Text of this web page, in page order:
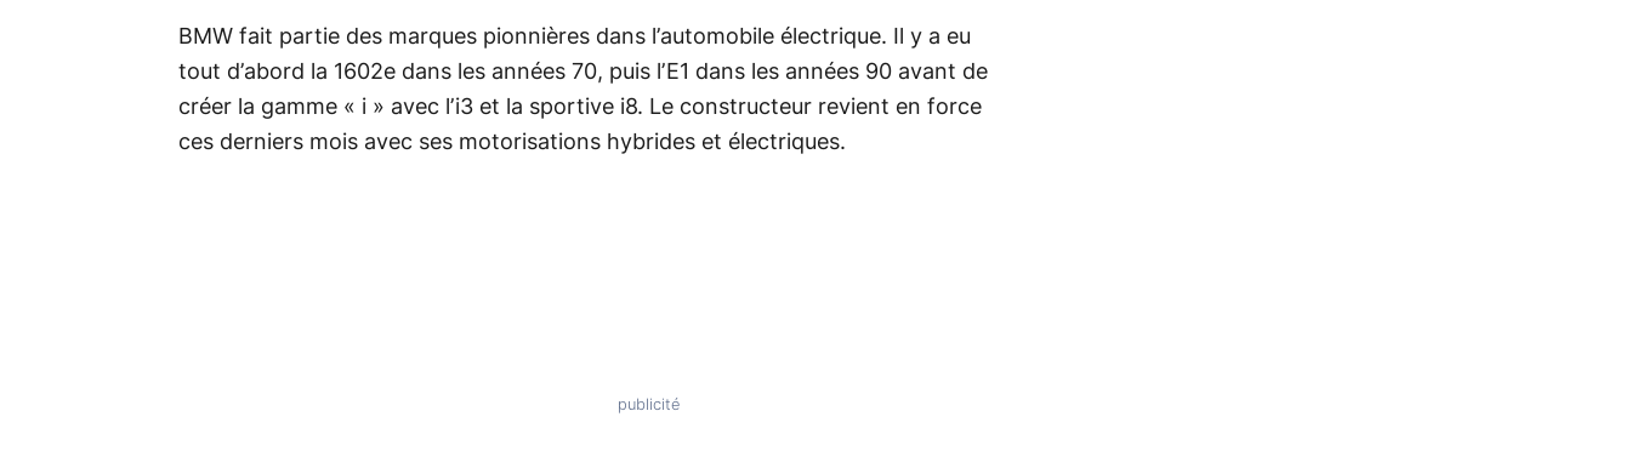
BMW fait partie des marques pionnières dans l’automobile électrique. Il y a eu
tout d’abord la 1602e dans les années 70, puis l’E1 dans les années 90 avant de
créer la gamme « i » avec l’i3 et la sportive i8. Le constructeur revient en force
ces derniers mois avec ses motorisations hybrides et électriques.